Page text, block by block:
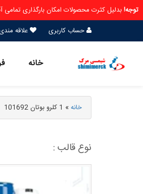
توجه!بدلیل کثرت محصولات امکان بارگذاری تمامی
حساب کاربری
علاقه
خانه
خانه» 1 کلرو بوتان 101692
نوع قالب :